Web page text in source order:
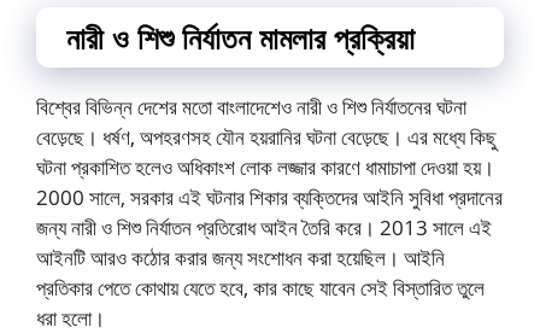
নারী ও শিশু নির্যাতন মামলার প্রক্রিয়া
বিশ্বের বিভিন্ন দেশের মতো বাংলাদেশেও নারী ও শিশু নির্যাতনের ঘটনা
বেড়েছে। ধর্ষণ, অপহরণসহ যৌন হয়রানির ঘটনা বেড়েছে। এর মধ্যে কিছু
ঘটনা প্রকাশিত হলেও অধিকাংশ লোক লজ্জার কারণে ধামাচাপা দেওয়া হয়।
2000 সালে, সরকার এই ঘটনার শিকার ব্যক্তিদের আইনি সুবিধা প্রদানের
জন্য নারী ও শিশু নির্যাতন প্রতিরোধ আইন তৈরি করে। 2013 সালে এই
আইনটি আরও কঠোর করার জন্য সংশোধন করা হয়েছিল। আইনি
প্রতিকার পেতে কোথায় যেতে হবে, কার কাছে যাবেন সেই বিস্তারিত তুলে
ধরা হলো।